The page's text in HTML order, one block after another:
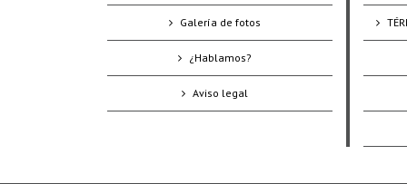
Galería de fotos
¿Hablamos?
Aviso legal